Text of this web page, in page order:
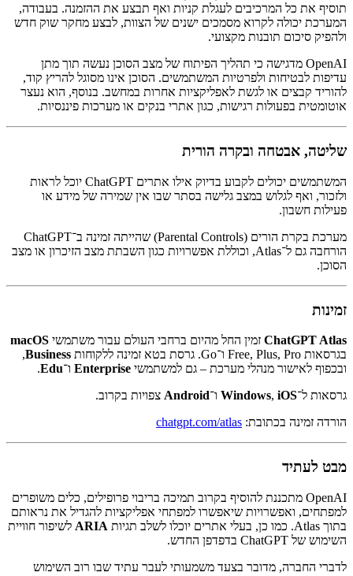
תוסיף את כל המרכיבים לעגלת קניות ואף תבצע את ההזמנה. בעבודה,
המערכת יכולה לקרוא מסמכים ישנים של הצוות, לבצע מחקר שוק חדש
ולהפיק סיכום תובנות מקצועי.
OpenAI מדגישה כי תהליך הפיתוח של מצב הסוכן נעשה תוך מתן
עדיפות לבטיחות ולפרטיות המשתמשים. הסוכן אינו מסוגל להריץ קוד,
להוריד קבצים או לגשת לאפליקציות אחרות במחשב. בנוסף, הוא נעצר
אוטומטית בפעולות רגישות, כגון אתרי בנקים או מערכות פיננסיות.
שליטה, אבטחה ובקרה הורית
המשתמשים יכולים לקבוע בדיוק אילו אתרים ChatGPT יוכל לראות
ולזכור, ואף לגלוש במצב גלישה בסתר שבו אין שמירה של מידע או
פעילות חשבון.
מערכת בקרת הורים (Parental Controls) שהייתה זמינה ב־ChatGPT
הורחבה גם ל־Atlas, וכוללת אפשרויות כגון השבתת מצב הזיכרון או מצב
הסוכן.
זמינות
ChatGPT Atlas זמין החל מהיום ברחבי העולם עבור משתמשי macOS
בגרסאות Free, Plus, Pro ו־Go. גרסת בטא זמינה ללקוחות
Business
,
ובכפוף לאישור מנהלי מערכת – גם למשתמשי Enterprise ו־Edu
.
גרסאות ל־
Windows, iOS ו־Android צפויות בקרוב.
הורדה זמינה בכתובת: chatgpt.com/atlas
מבט לעתיד
OpenAI מתכננת להוסיף בקרוב תמיכה בריבוי פרופילים, כלים משופרים
למפתחים, ואפשרויות שיאפשרו למפתחי אפליקציות להגדיל את נראותם
בתוך Atlas. כמו כן, בעלי אתרים יוכלו לשלב תגיות
ARIA לשיפור חוויית
השימוש של ChatGPT בדפדפן החדש.
לדברי החברה, מדובר בצעד משמעותי לעבר עתיד שבו רוב השימוש